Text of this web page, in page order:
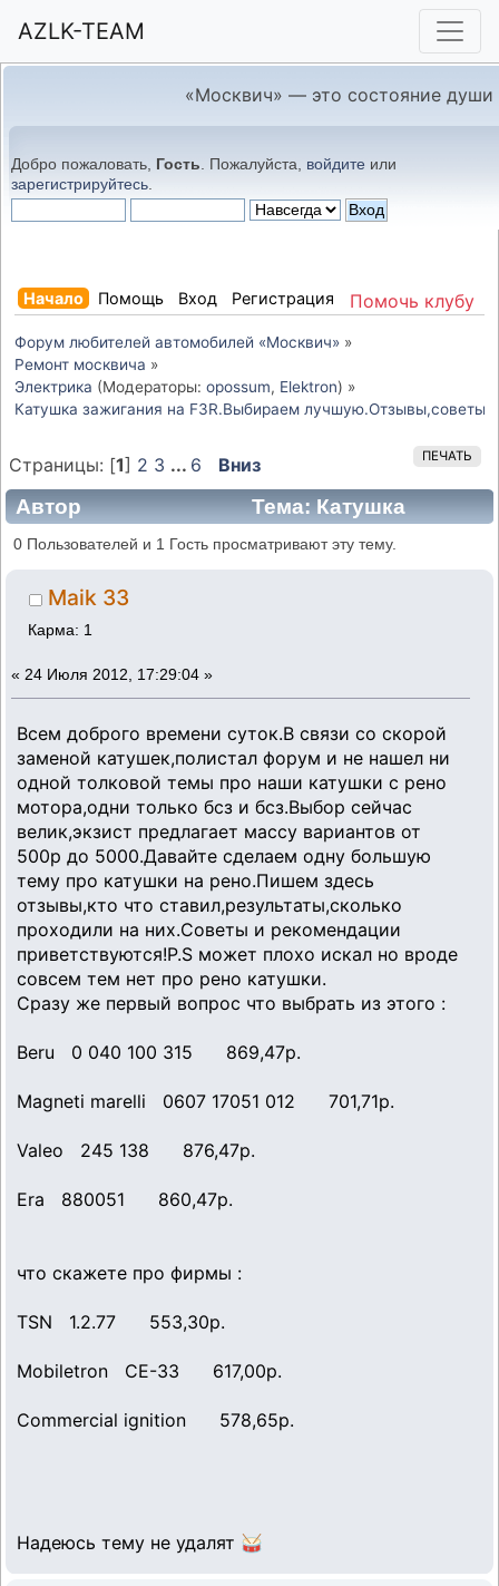
AZLK-TEAM
«Москвич» — это состояние души
Добро пожаловать, Гость . Пожалуйста, войдите или
зарегистрируйтесь
Помочь клубу
Начало Помощь Вход Регистрация
Форум любителей автомобилей «Москвич» »
Ремонт москвича »
Электрика (Модераторы: opossum, Elektron) »
Катушка зажигания на F3R.Выбираем
ПЕЧАТЬ
Страницы: [1] 2 3 ... 6 Вниз
Автор
Тема: Катушка
зажигания на F3R.Выбираем
лучшую.Отзывы,советы,рекомендации.
(Прочитано 48689 раз)
0 Пользователей и 1 Гость просматривают эту тему.
Maik 33
Карма: 1
« 24 Июля 2012, 17:29:04 »
Всем доброго времени суток.В связи со скорой
заменой катушек,полистал форум и не нашел ни
одной толковой темы про наши катушки с рено
мотора,одни только бсз и бсз.Выбор сейчас
велик,экзист предлагает массу вариантов от
500р до 5000.Давайте сделаем одну большую
тему про катушки на рено.Пишем здесь
отзывы,кто что ставил,результаты,сколько
проходили на них.Советы и рекомендации
приветствуются!P.S может плохо искал но вроде
совсем тем нет про рено катушки.
Сразу же первый вопрос что выбрать из этого :
Beru 0 040 100 315 869,47р.
Magneti marelli 0607 17051 012 701,71р.
Valeo 245 138 876,47р.
Era 880051 860,47р.
что скажете про фирмы :
TSN 1.2.77 553,30р.
Mobiletron CE-33 617,00р.
Commercial ignition 578,65р.
Надеюсь тему не удалят 🥁